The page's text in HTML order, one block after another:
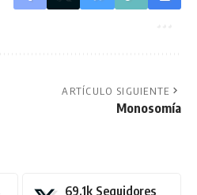
ARTÍCULO SIGUIENTE
Monosomía
69.1k Seguidores